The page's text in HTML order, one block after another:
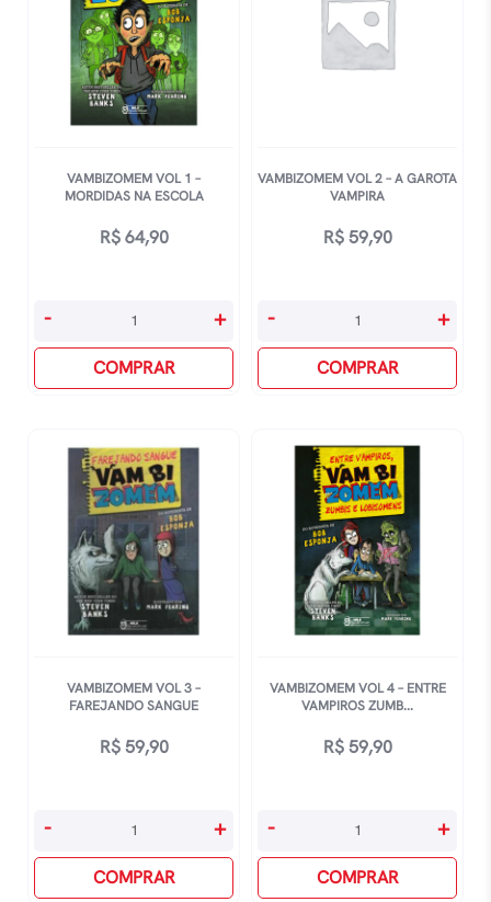
VAMBIZOMEM VOL 1 –
MORDIDAS NA ESCOLA
R$64,90
Vambizomem
-
Escola
quantidade
- +
COMPRAR
VAMBIZOMEM VOL 2 – A GAROTA
VAMPIRA
R$59,90
Vambizomem
-
Garota
Vampira
quantidade
- +
COMPRAR
VAMBIZOMEM VOL 3 –
FAREJANDO SANGUE
R$59,90
Vambizomem
- +
COMPRAR
VAMBIZOMEM VOL 4 – ENTRE
VAMPIROS ZUMB...
R$59,90
Vambizomem
- +
COMPRAR